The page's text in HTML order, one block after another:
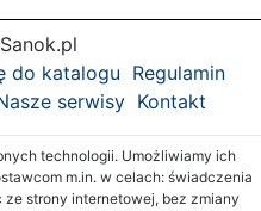
do katalogu Regulamin
serwisy Kontakt
technologii. Umożliwiamy ich
m.in. w celach: świadczenia
ze strony internetowej, bez zmiany